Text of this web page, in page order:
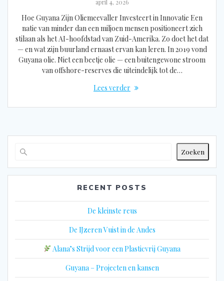
april 4, 2026
Hoe Guyana Zijn Oliemeevaller Investeert in Innovatie Een
natie van minder dan een miljoen mensen positioneert zich
stilaan als het AI-hoofdstad van Zuid-Amerika. Zo doet het dat
— en wat zijn buurland ernaast ervan kan leren. In 2019 vond
Guyana olie. Niet een beetje olie — een buitengewone stroom
van offshore-reserves die uiteindelijk tot de…
Lees verder
Zoeken
RECENT POSTS
De kleinste reus
De IJzeren Vuist in de Andes
Alana’s Strijd voor een Plasticvrij Guyana
Guyana – Projecten en kansen